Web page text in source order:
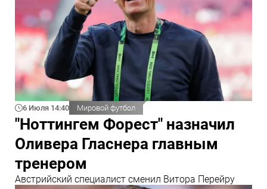
6 Июля 14:40 Мировой футбол
"Ноттингем Форест" назначил
Оливера Гласнера главным
тренером
Австрийский специалист сменил Витора Перейру